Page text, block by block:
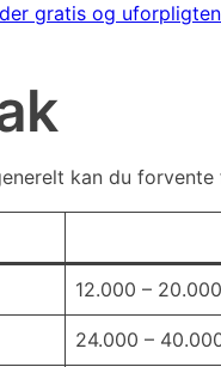
gratis og
kan du
12.000 –
24.000 –